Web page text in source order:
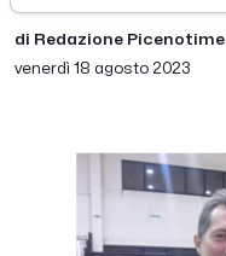
di Redazione Picenotime
venerdì 18 agosto 2023